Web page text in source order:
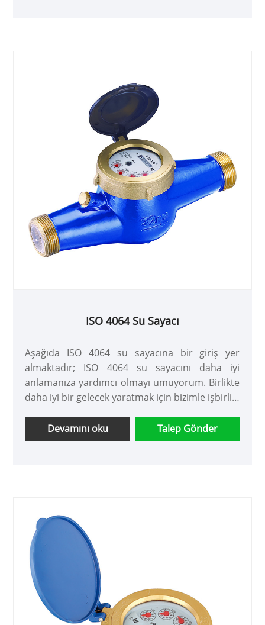
ISO 4064 Su Sayacı
Aşağıda ISO 4064 su sayacına bir giriş yer
almaktadır; ISO 4064 su sayacını daha iyi
anlamanıza yardımcı olmayı umuyorum. Birlikte
daha iyi bir gelecek yaratmak için bizimle işbirliği
hoş geldiniz!
Devamını oku Talep Gönder